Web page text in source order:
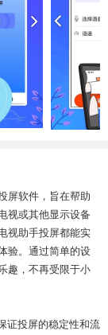
屏软件，旨在帮助
视或其他显示设备
视助手投屏都能实
验。通过简单的设
趣，不再受限于小
证投屏的稳定性和流